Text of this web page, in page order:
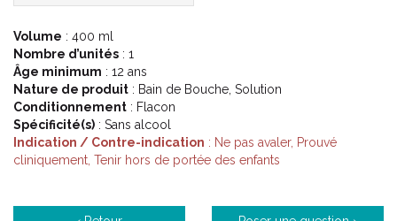
entrent en contact avec quelque chose de chaud, de froid ou de
directement jusqu' aux nerfs, ce qui peut provoquer une
sensation douloureuse.
Volume : 400 ml
Nombre d’unités : 1
Âge minimum : 12 ans
Nature de produit : Bain de Bouche, Solution
Conditionnement : Flacon
Spécificité(s) : Sans alcool
Indication / Contre-indication : Ne pas avaler, Prouvé
cliniquement, Tenir hors de portée des enfants